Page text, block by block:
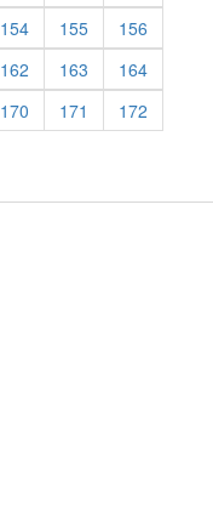
154 155
156
162 163
164
170 171
172